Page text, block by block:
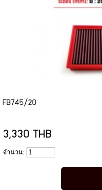
FB745/20
3,330 THB
จำนวน: